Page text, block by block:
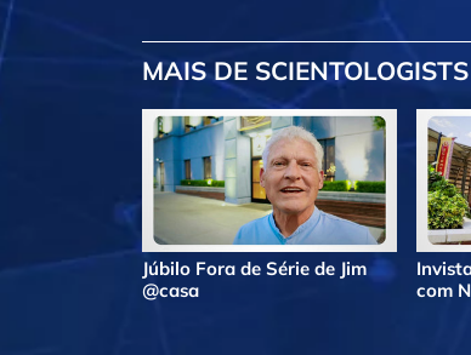
MAIS DE
Júbilo Fora de Série de Jim
@casa
com